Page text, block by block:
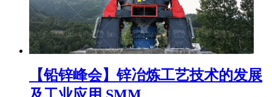
【铅锌峰会】锌冶炼工艺技术的发展